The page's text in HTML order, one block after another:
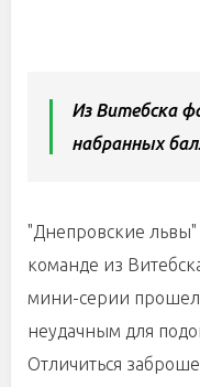
Из Витебска
набранных
"Днепровские львы"
команде из
мини-серии прошел
неудачным для
Отличиться